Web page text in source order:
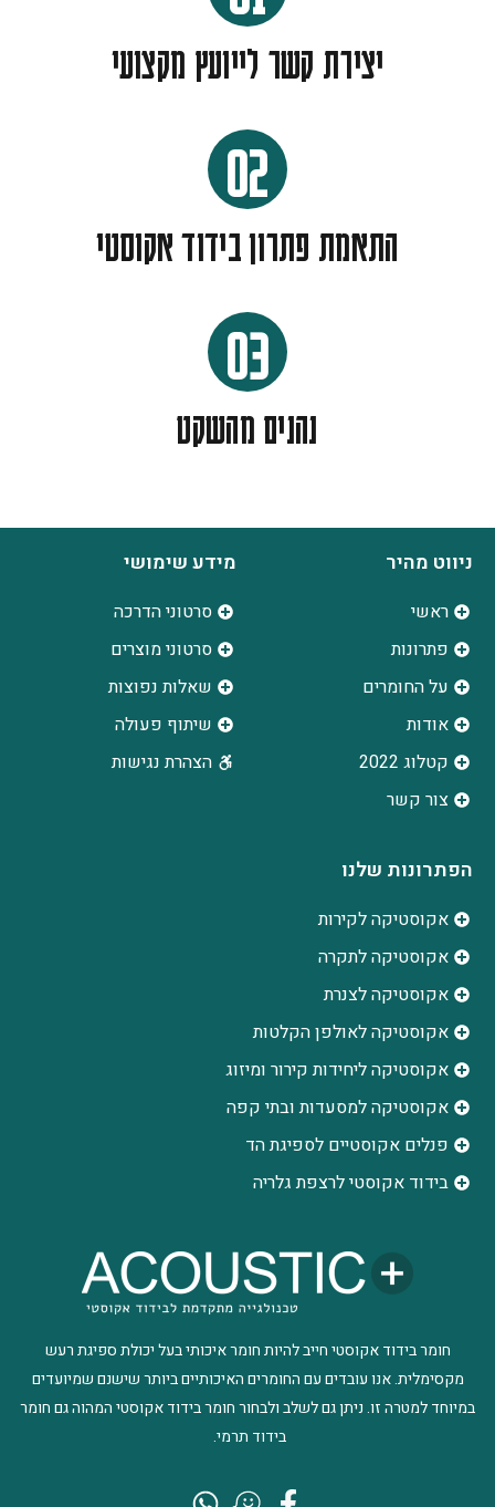
יצירת קשר לייועץ מקצועי
02
התאמת פתרון בידוד אקוסטי
03
נהנים מהשקט
חומר בידוד אקוסטי חייב להיות חומר איכותי בעל יכולת ספיגת רעש
מקסימלית. אנו עובדים עם החומרים האיכותיים ביותר שישנם שמיועדים
במיוחד למטרה זו. ניתן גם לשלב ולבחור חומר בידוד אקוסטי המהוה גם חומר
בידוד תרמי.
ניווט מהיר
ראשי
פתרונות
על החומרים
אודות
קטלוג 2022
צור קשר
מידע שימושי
סרטוני הדרכה
סרטוני מוצרים
שאלות נפוצות
שיתוף פעולה
הצהרת נגישות
הפתרונות שלנו
אקוסטיקה לקירות
אקוסטיקה לתקרה
אקוסטיקה לצנרת
אקוסטיקה לאולפן הקלטות
‫אקוסטיקה ליחידות קירור ומיזוג
אקוסטיקה למסעדות ובתי קפה
פנלים אקוסטיים לספיגת הד
בידוד אקוסטי לרצפת גלריה